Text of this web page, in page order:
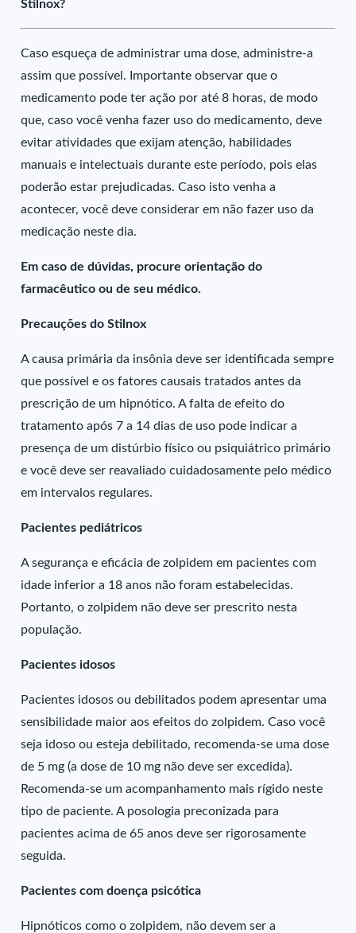
Stilnox?
Caso esqueça de administrar uma dose, administre-a
assim que possível. Importante observar que o
medicamento pode ter ação por até 8 horas, de modo
que, caso você venha fazer uso do medicamento, deve
evitar atividades que exijam atenção, habilidades
manuais e intelectuais durante este período, pois elas
poderão estar prejudicadas. Caso isto venha a
acontecer, você deve considerar em não fazer uso da
medicação neste dia.
Em caso de dúvidas, procure orientação do
farmacêutico ou de seu médico.
Precauções do Stilnox
A causa primária da insônia deve ser identificada sempre
que possível e os fatores causais tratados antes da
prescrição de um hipnótico. A falta de efeito do
tratamento após 7 a 14 dias de uso pode indicar a
presença de um distúrbio físico ou psiquiátrico primário
e você deve ser reavaliado cuidadosamente pelo médico
em intervalos regulares.
Pacientes pediátricos
A segurança e eficácia de zolpidem em pacientes com
idade inferior a 18 anos não foram estabelecidas.
Portanto, o zolpidem não deve ser prescrito nesta
população.
Pacientes idosos
Pacientes idosos ou debilitados podem apresentar uma
sensibilidade maior aos efeitos do zolpidem. Caso você
seja idoso ou esteja debilitado, recomenda-se uma dose
de 5 mg (a dose de 10 mg não deve ser excedida).
Recomenda-se um acompanhamento mais rígido neste
tipo de paciente. A posologia preconizada para
pacientes acima de 65 anos deve ser rigorosamente
seguida.
Pacientes com doença psicótica
Hipnóticos como o zolpidem, não devem ser a